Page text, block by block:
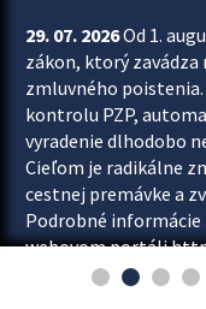
29. 07. 2026Od 1.
zákon, ktorý
zmluvného
kontrolu PZP,
vyradenie dlhodobo
Cieľom je radikálne
cestnej premávke a
Podrobné
webovom portáli
ktorom od augusta